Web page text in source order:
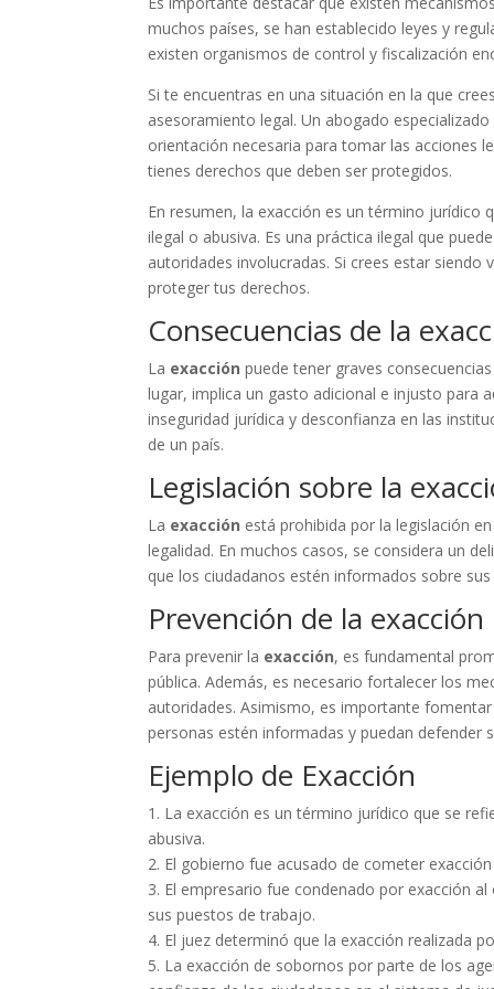
muchos países, se han establecido leyes y
existen organismos de control y fiscalización
Si te encuentras en una situación en la que
asesoramiento legal. Un abogado
orientación necesaria para tomar las acciones
tienes derechos que deben ser protegidos.
En resumen, la exacción es un término
ilegal o abusiva. Es una práctica ilegal que
autoridades involucradas. Si crees estar
proteger tus derechos.
Consecuencias de la
La exacción puede tener graves
lugar, implica un gasto adicional e injusto para
inseguridad jurídica y desconfianza en las
de un país.
Legislación sobre la
La exacción está prohibida por la legislación
legalidad. En muchos casos, se considera un
que los ciudadanos estén informados sobre
Prevención de la exacción
Para prevenir la exacción, es fundamental
pública. Además, es necesario fortalecer los
autoridades. Asimismo, es importante
personas estén informadas y puedan defender
Ejemplo de Exacción
1. La exacción es un término jurídico que se
abusiva.
2. El gobierno fue acusado de cometer
3. El empresario fue condenado por exacción
sus puestos de trabajo.
4. El juez determinó que la exacción realizada
5. La exacción de sobornos por parte de los